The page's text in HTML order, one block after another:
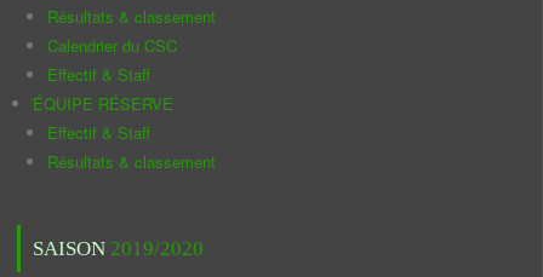
Résultats & classement
Calendrier du CSC
Effectif & Staff
ÉQUIPE RÉSERVE
Effectif & Staff
Résultats & classement
SAISON 2019/2020